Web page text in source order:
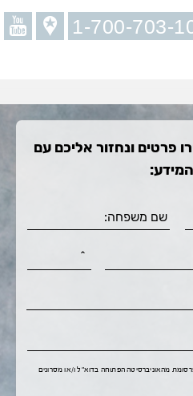
1-700-703-
פרטים ונחזור אליכם עם
מהאוניברסיטה הפתוחה בדוא"ל ו/או מסרונים